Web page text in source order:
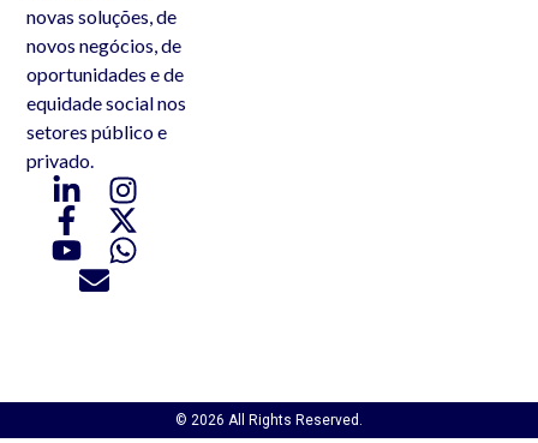
novas soluções, de
novos negócios, de
oportunidades e de
equidade social nos
setores público e
privado.
© 2026 All Rights Reserved.